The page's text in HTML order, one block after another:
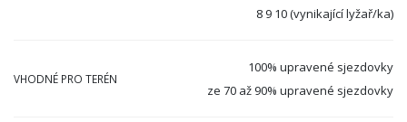
8 9 10 (vynikající lyžař/ka)
VHODNÉ PRO TERÉN
100% upravené sjezdovky
ze 70 až 90% upravené sjezdovky